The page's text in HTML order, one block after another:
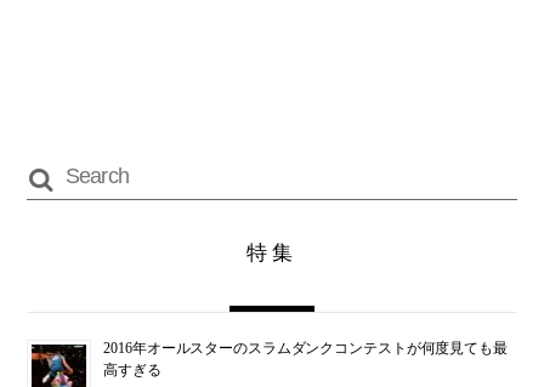
特集
2016年オールスターのスラムダンクコンテストが何度見ても最
高すぎる